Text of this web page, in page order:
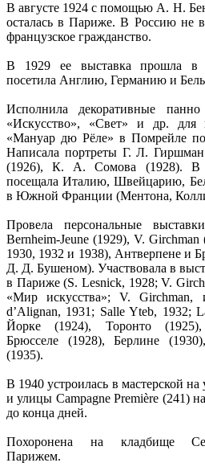
В августе 1924 с помощью А. Н.
осталась в Париже. В Россию не
французское гражданство.
В 1929 ее выставка прошла в
посетила Англию, Германию и
Исполнила декоративные
«Искусство», «Свет» и др.
«Мануар дю Рёле» в Помрейле
Написала портреты Г. Л.
(1926), К. А. Сомова (1928). В
посещала Италию, Швейцарию,
в Южной Франции (Ментона,
Провела персональные
Bernheim-Jeune (1929), V.
1930, 1932 и 1938), Антверпене и
Д. Д. Бушеном). Участвовала в
в Париже (S. Lesnick, 1928; V.
«Мир искусства»; V. Girchman,
d’Alignan, 1931; Salle Yteb, 1932;
Йорке (1924), Торонто
Брюсселе (1928), Берлине
(1935).
В 1940 устроилась в мастерской на
и улицы Campagne Première (241)
до конца дней.
Похоронена на кладбище
Парижем.